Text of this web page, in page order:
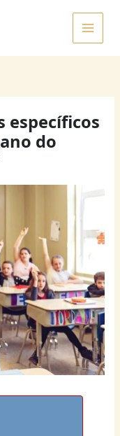
específicos
do